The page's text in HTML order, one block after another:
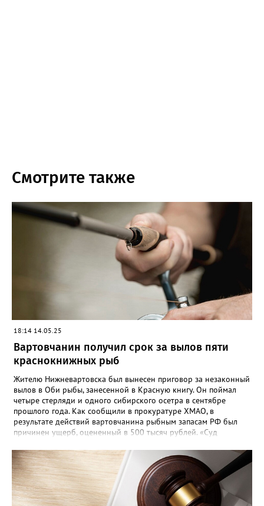
Смотрите также
18:14 14.05.25
Вартовчанин получил срок за вылов пяти
краснокнижных рыб
Жителю Нижневартовска был вынесен приговор за незаконный
вылов в Оби рыбы, занесенной в Красную книгу. Он поймал
четыре стерляди и одного сибирского осетра в сентябре
прошлого года. Как сообщили в прокуратуре ХМАО, в
результате действий вартовчанина рыбным запасам РФ был
причинен ущерб, оцененный в 500 тысяч рублей. «Суд
свободы условно с испытательным сроком в один год», —
говорится в сообщении. Также у мужчины конфисковали
моторную лодку и передали государству. На данный момент
приговор не вступил в законную силу.